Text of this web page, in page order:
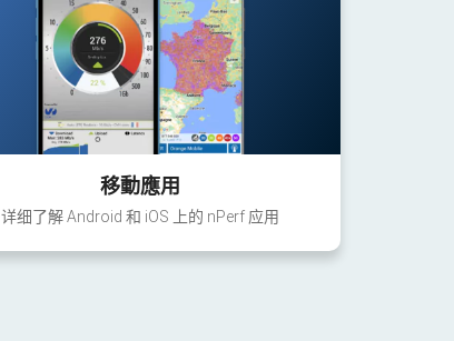
移動應用
详细了解 Android 和 iOS 上的 nPerf 应用